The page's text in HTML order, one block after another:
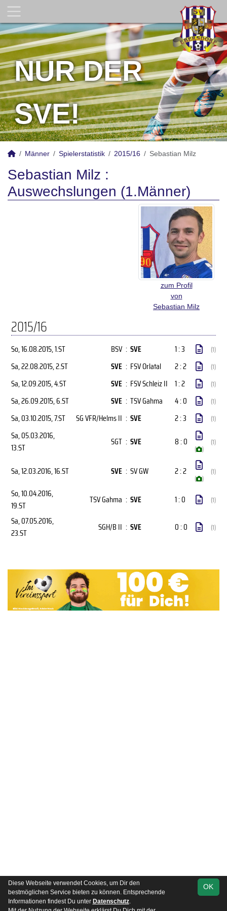
NUR DER
SVE!
Männer Spielerstatistik 2015/16 Sebastian Milz
Sebastian Milz :
Auswechslungen (1.Männer)
zum Profil
von
Sebastian Milz
2015/16
So, 16.08.2015, 1.ST BSV : SVE 1 : 3 (1)
Sa, 22.08.2015, 2.ST SVE : FSV Orlatal 2 : 2 (1)
Sa, 12.09.2015, 4.ST SVE : FSV Schleiz II 1 : 2 (1)
Sa, 26.09.2015, 6.ST SVE : TSV Gahma 4 : 0 (1)
Sa, 03.10.2015, 7.ST SG VFR/Helms II : SVE 2 : 3 (1)
Sa, 05.03.2016,
13.ST
SGT : SVE 8 : 0
( )
(1)
Sa, 12.03.2016, 16.ST SVE : SV GW 2 : 2
( )
(1)
So, 10.04.2016,
19.ST
TSV Gahma : SVE 1 : 0 (1)
Sa, 07.05.2016,
23.ST
SGH/B II : SVE 0 : 0 (1)
soccero.de
© 2006 - 2026
OK
Diese Webseite verwendet Cookies, um Dir den
bestmöglichen Service bieten zu können. Entsprechende
Informationen findest Du unter Datenschutz.